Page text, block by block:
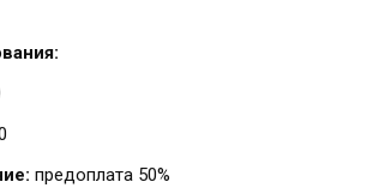
предоплата 50%